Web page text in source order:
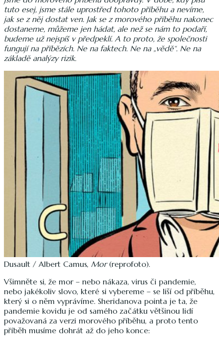
tuto esej, jsme stále uprostřed tohoto příběhu a nevíme,
jak se z něj dostat ven. Jak se z morového příběhu nakonec
dostaneme, můžeme jen hádat, ale než se nám to podaří,
budeme už nejspíš v předpeklí. A to proto, že společnosti
fungují na příbězích. Ne na faktech. Ne na „vědě“. Ne na
základě analýzy rizik.
Dusault / Albert Camus, Mor (reprofoto).
Všimněte si, že mor – nebo nákaza, virus či pandemie,
nebo jakékoliv slovo, které si vybereme – se liší od příběhu,
který si o něm vyprávíme. Sheridanova pointa je ta, že
pandemie kovidu je od samého začátku většinou lidí
považovaná za verzi morového příběhu, a proto tento
příběh musíme dohrát až do jeho konce: